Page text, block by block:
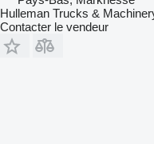
Hulleman Trucks &
Contacter le vendeur